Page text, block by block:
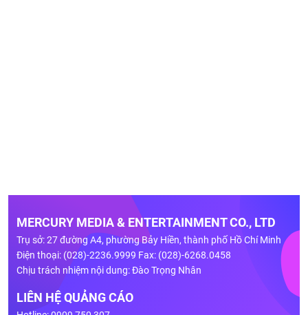
MERCURY MEDIA & ENTERTAINMENT CO., LTD
Trụ sở: 27 đường A4, phường Bảy Hiền, thành phố Hồ Chí Minh
Điện thoại: (028)-2236.9999 Fax: (028)-6268.0458
Chịu trách nhiệm nội dung: Đào Trọng Nhân
LIÊN HỆ QUẢNG CÁO